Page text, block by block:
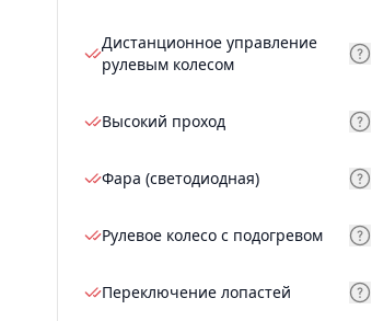
Дистанционное управление
рулевым колесом
Высокий проход
Фара (светодиодная)
Рулевое колесо с подогревом
Переключение лопастей